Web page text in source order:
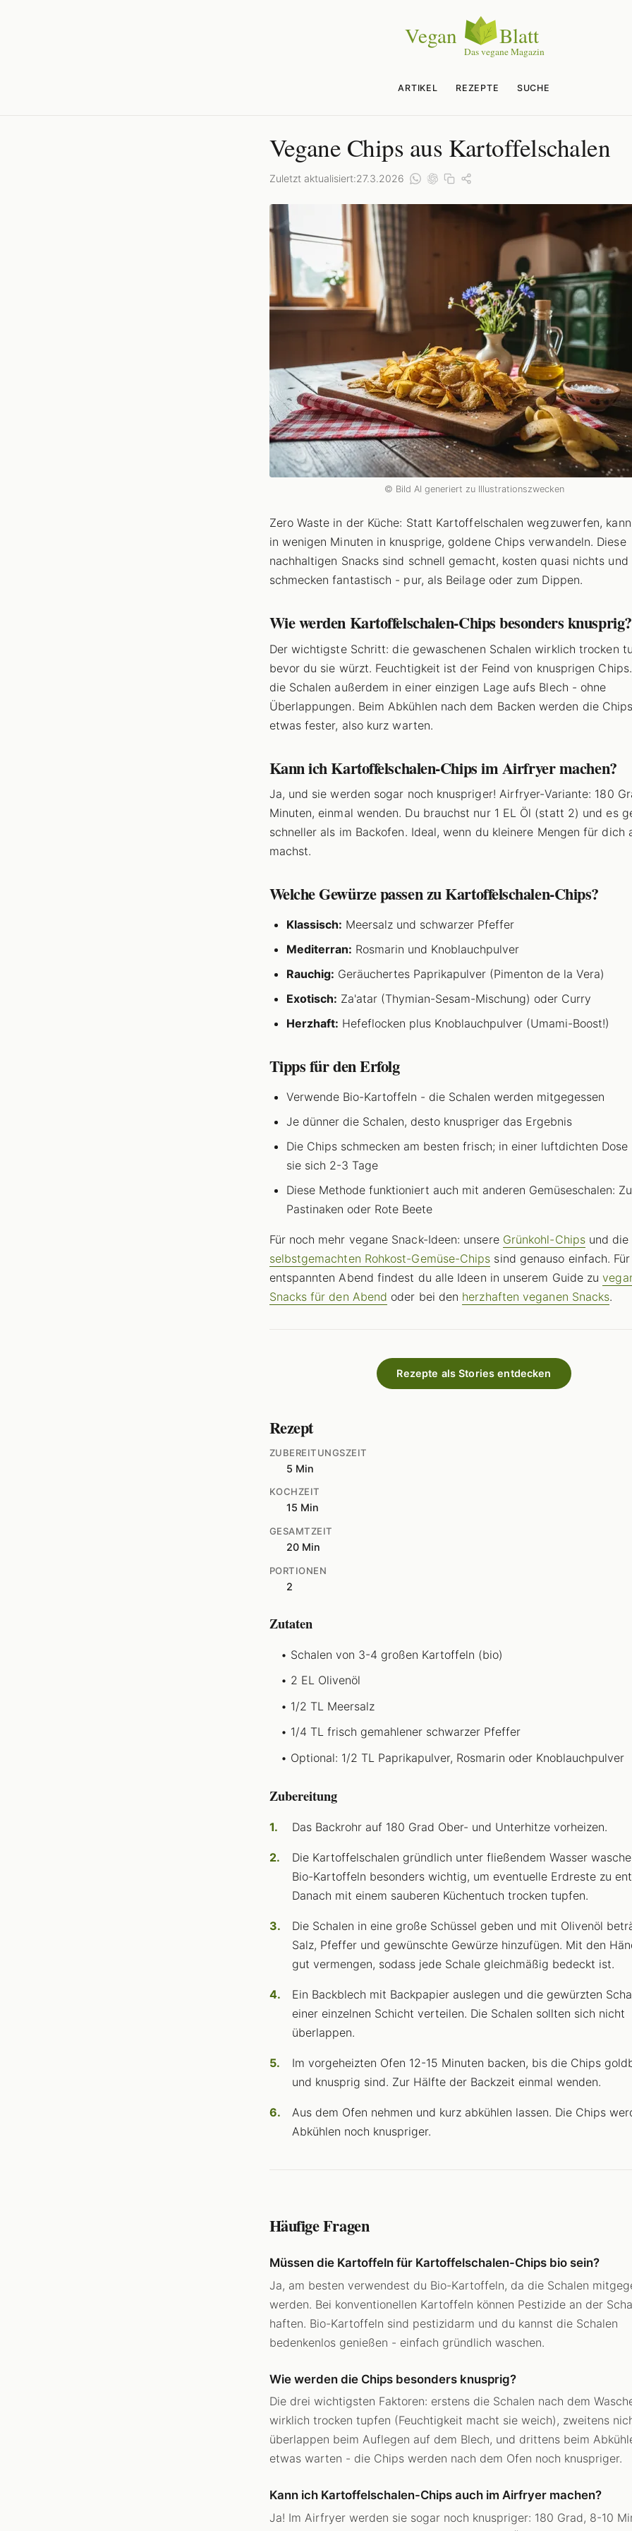
ARTIKEL REZEPTE SUCHE
Vegane Chips aus Kartoffelschalen
Zuletzt aktualisiert:27.3.2026
© Bild AI generiert zu Illustrationszwecken
Zero Waste in der Küche: Statt Kartoffelschalen wegzuwerfen,
in wenigen Minuten in knusprige, goldene Chips verwandeln. Diese
nachhaltigen Snacks sind schnell gemacht, kosten quasi nichts und
schmecken fantastisch - pur, als Beilage oder zum Dippen.
Wie werden Kartoffelschalen-Chips besonders knusprig?
Der wichtigste Schritt: die gewaschenen Schalen wirklich trocken
bevor du sie würzt. Feuchtigkeit ist der Feind von knusprigen
die Schalen außerdem in einer einzigen Lage aufs Blech - ohne
Überlappungen. Beim Abkühlen nach dem Backen werden die
etwas fester, also kurz warten.
Kann ich Kartoffelschalen-Chips im Airfryer machen?
Ja, und sie werden sogar noch knuspriger! Airfryer-Variante: 180
Minuten, einmal wenden. Du brauchst nur 1 EL Öl (statt 2) und es
schneller als im Backofen. Ideal, wenn du kleinere Mengen für dich
machst.
Welche Gewürze passen zu Kartoffelschalen-Chips?
Klassisch: Meersalz und schwarzer Pfeffer
Mediterran: Rosmarin und Knoblauchpulver
Rauchig: Geräuchertes Paprikapulver (Pimenton de la Vera)
Exotisch: Za'atar (Thymian-Sesam-Mischung) oder Curry
Herzhaft: Hefeflocken plus Knoblauchpulver (Umami-Boost!)
Tipps für den Erfolg
Verwende Bio-Kartoffeln - die Schalen werden mitgegessen
Je dünner die Schalen, desto knuspriger das Ergebnis
Die Chips schmecken am besten frisch; in einer luftdichten Dose
sie sich 2-3 Tage
Diese Methode funktioniert auch mit anderen Gemüseschalen:
Pastinaken oder Rote Beete
Für noch mehr vegane Snack-Ideen: unsere Grünkohl-Chipsund die
selbstgemachten Rohkost-Gemüse-Chips sind genauso einfach.
entspannten Abend findest du alle Ideen in unserem Guide zu
Snacks für den Abend oder bei den herzhaften veganen Snacks.
Rezepte als Stories entdecken
Rezept
ZUBEREITUNGSZEIT
5 Min
KOCHZEIT
15 Min
GESAMTZEIT
20 Min
PORTIONEN
2
Zutaten
Schalen von 3-4 großen Kartoffeln (bio)
2 EL Olivenöl
1/2 TL Meersalz
1/4 TL frisch gemahlener schwarzer Pfeffer
Optional: 1/2 TL Paprikapulver, Rosmarin oder Knoblauchpulver
Zubereitung
Das Backrohr auf 180 Grad Ober- und Unterhitze vorheizen.
Die Kartoffelschalen gründlich unter fließendem Wasser
Bio-Kartoffeln besonders wichtig, um eventuelle Erdreste zu
Danach mit einem sauberen Küchentuch trocken tupfen.
Die Schalen in eine große Schüssel geben und mit Olivenöl
Salz, Pfeffer und gewünschte Gewürze hinzufügen. Mit den
gut vermengen, sodass jede Schale gleichmäßig bedeckt ist.
Ein Backblech mit Backpapier auslegen und die gewürzten
einer einzelnen Schicht verteilen. Die Schalen sollten sich nicht
überlappen.
Im vorgeheizten Ofen 12-15 Minuten backen, bis die Chips
und knusprig sind. Zur Hälfte der Backzeit einmal wenden.
Aus dem Ofen nehmen und kurz abkühlen lassen. Die Chips
Abkühlen noch knuspriger.
Häufige Fragen
Müssen die Kartoffeln für Kartoffelschalen-Chips bio sein?
Ja, am besten verwendest du Bio-Kartoffeln, da die Schalen
werden. Bei konventionellen Kartoffeln können Pestizide an der
haften. Bio-Kartoffeln sind pestizidarm und du kannst die Schalen
bedenkenlos genießen - einfach gründlich waschen.
Wie werden die Chips besonders knusprig?
Die drei wichtigsten Faktoren: erstens die Schalen nach dem
wirklich trocken tupfen (Feuchtigkeit macht sie weich), zweitens
überlappen beim Auflegen auf dem Blech, und drittens beim
etwas warten - die Chips werden nach dem Ofen noch knuspriger.
Kann ich Kartoffelschalen-Chips auch im Airfryer machen?
Ja! Im Airfryer werden sie sogar noch knuspriger: 180 Grad, 8-10